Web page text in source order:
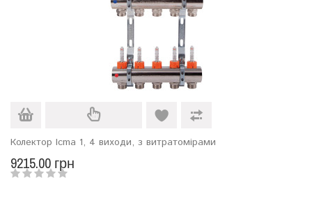
Колектор Icma 1, 4 виходи, з витратомірами
9215.00 грн